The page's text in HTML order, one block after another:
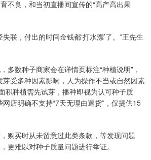
不良，和当初直播间宣传的“高产高出果
联，付出的时间金钱都‘打水漂’了。”王先生
多数种子商家会在详情页标注“种植说明”，
芽受多种因素影响，人为操作不当或自然因素
积种植需先试芽，播种即视为认可种子质
店明确不支持“7天无理由退货”，仅提供15
购买时从未留意过此类条款，等发现问题
更难以对种子质量问题进行举证。